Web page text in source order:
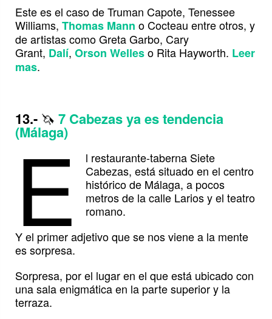
Este es el caso de Truman Capote, Tenessee
Williams, Thomas Mann o Cocteau entre otros, y
de artistas como Greta Garbo, Cary
Grant, Dalí, Orson Welleso Rita Hayworth. Leer
mas.
13.- 🦄 7 Cabezas ya es tendencia
(Málaga)
E
l restaurante-taberna Siete
Cabezas, está situado en el centro
histórico de Málaga, a pocos
metros de la calle Larios y el teatro
romano.
Y el primer adjetivo que se nos viene a la mente
es sorpresa.
Sorpresa, por el lugar en el que está ubicado con
una sala enigmática en la parte superior y la
terraza.